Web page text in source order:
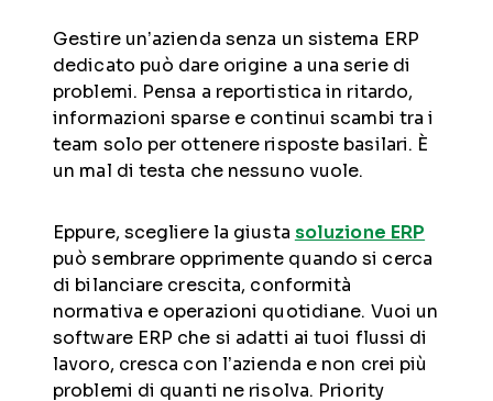
Gestire un’azienda senza un sistema ERP
dedicato può dare origine a una serie di
problemi. Pensa a reportistica in ritardo,
informazioni sparse e continui scambi tra i
team solo per ottenere risposte basilari. È
un mal di testa che nessuno vuole.
Eppure, scegliere la giusta soluzione ERP
può sembrare opprimente quando si cerca
di bilanciare crescita, conformità
normativa e operazioni quotidiane. Vuoi un
software ERP che si adatti ai tuoi flussi di
lavoro, cresca con l’azienda e non crei più
problemi di quanti ne risolva. Priority